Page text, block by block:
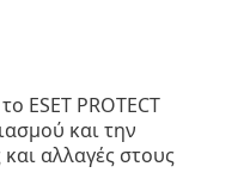
ESET PROTECT
και την
αλλαγές στους